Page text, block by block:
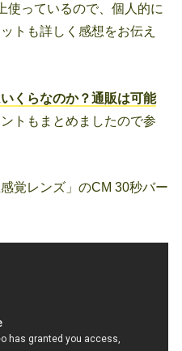
使っているので、個人的に
トも詳しく感想をお伝え
くらなのか？通販は可能
トもまとめましたので参
覚レンズ」のCM 30秒バー